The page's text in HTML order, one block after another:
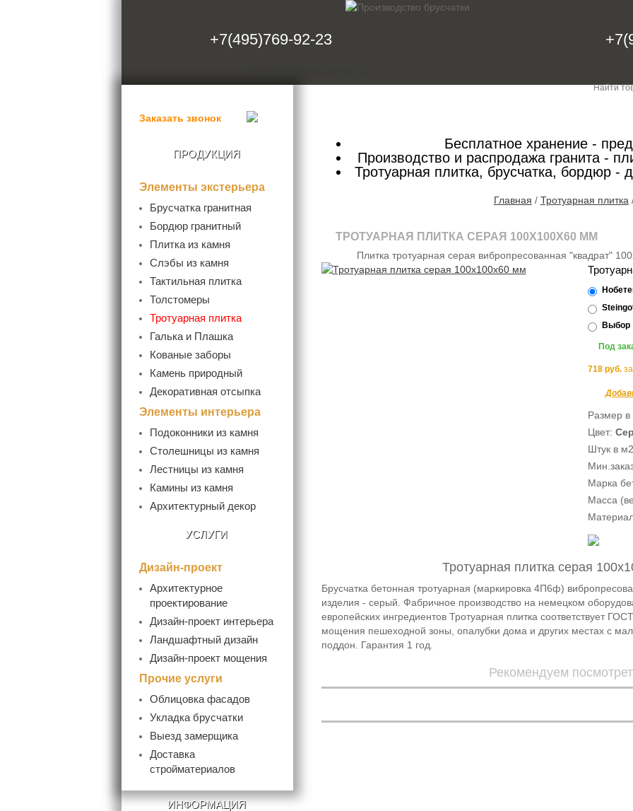
+7(495)769-92-23
Заказать звонок
ПРОДУКЦИЯ
Элементы экстерьера
Брусчатка гранитная
- Пиленая брусчатка
- Пилено-колотая брусчатка
Бордюр гранитный
- Бордюр дорожный
- Бордюр радиусный
- Бордюр гранитный ГП4
(100х200хL)
Плитка из камня
- Гранитная плитка
Слэбы из камня
- Мраморные слэбы
Тактильная плитка
Толстомеры
- Гранитная плита
Тротуарная плитка
Галька и Плашка
Кованые заборы
- Кованые ворота и калитки
Камень природный
Декоративная отсыпка
Элементы интерьера
Подоконники из камня
- Гранитные подоконники
Столешницы из камня
Лестницы из камня
- Ступени гранитные
Камины из камня
Архитектурный декор
УСЛУГИ
Дизайн-проект
Архитектурное
проектирование
Дизайн-проект интерьера
Ландшафтный дизайн
Дизайн-проект мощения
Прочие услуги
Облицовка фасадов
Укладка брусчатки
Выезд замерщика
Доставка
стройматериалов
ИНФОРМАЦИЯ
Бесплатное хранение -
Производство и распродажа гранита -
Тротуарная плитка, брусчатка, бордюр -
Главная / Тротуарная плитка
ТРОТУАРНАЯ ПЛИТКА СЕРАЯ 100Х100Х60 ММ
Плитка тротуарная серая вибропресованная "квадрат"
Под
718руб.
Размер
Цвет:
Штук в
Марка
Масса
Тротуарная плитка серая
Брусчатка бетонная тротуарная (маркировка 4П6ф)
изделия - серый. Фабричное производство на немецком
европейских ингредиентов Тротуарная плитка соответствует
мощения пешеходной зоны, опалубки дома и других местах с
поддон. Гарантия 1 год.
Рекомендуем